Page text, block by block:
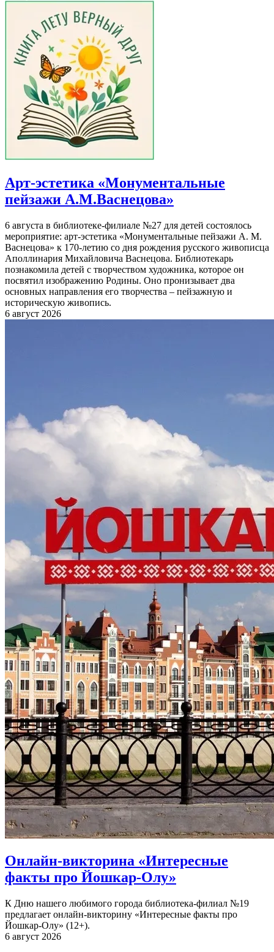
Арт-эстетика «Монументальные
пейзажи А.М.Васнецова»
6 августа в библиотеке-филиале №27 для детей состоялось
мероприятие: арт-эстетика «Монументальные пейзажи А. М.
Васнецова» к 170-летию со дня рождения русского живописца
Аполлинария Михайловича Васнецова. Библиотекарь
познакомила детей с творчеством художника, которое он
посвятил изображению Родины. Оно пронизывает два
основных направления его творчества – пейзажную и
историческую живопись.
6 август 2026
Онлайн-викторина «Интересные
факты про Йошкар-Олу»
К Дню нашего любимого города библиотека-филиал №19
предлагает онлайн-викторину «Интересные факты про
Йошкар-Олу» (12+).
6 август 2026